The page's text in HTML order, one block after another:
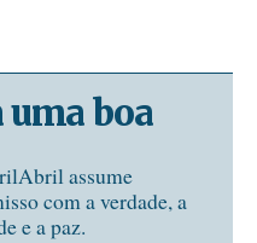
boa
assume
com a verdade, a
e a paz.